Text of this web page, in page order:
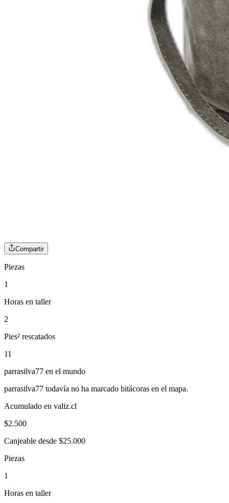
Compartir
Piezas
1
Horas en taller
2
Pies² rescatados
11
parrasilva77 en el mundo
parrasilva77 todavía no ha marcado bitácoras en el mapa.
Acumulado en valiz.cl
$2.500
Canjeable desde $25.000
Piezas
1
Horas en taller